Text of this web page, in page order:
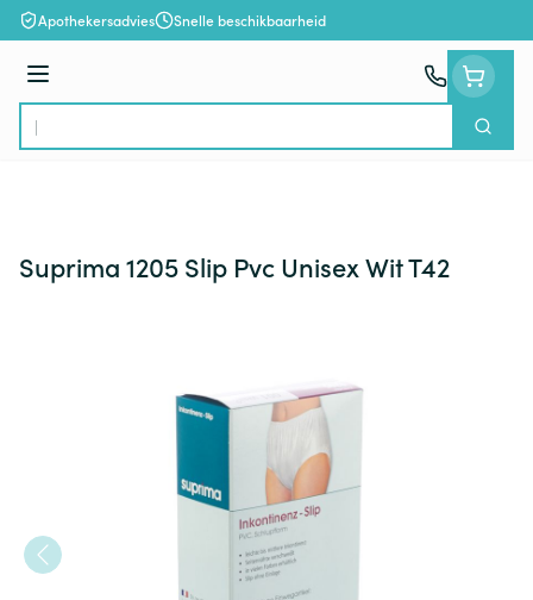
Ga naar de inhoud
Apothekersadvies Snelle beschikbaarheid
Menu
Product, merk, categorie...
Zoek
Suprima 1205 Slip Pvc Unisex Wit T42